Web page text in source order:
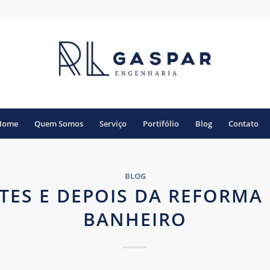
Quem Somos Serviço Portifólio Blog Contato
BLOG
E DEPOIS DA
BANHEIRO